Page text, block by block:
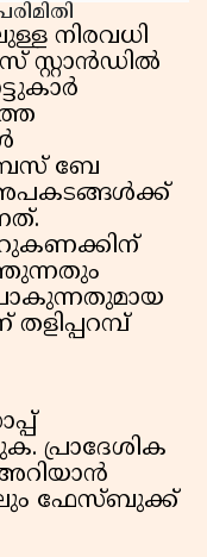
നിരവധി
സ്റ്റാൻഡിൽ
ബസ് ബേ
തളിപ്പറമ്പ്
പ്രാദേശിക
ഫേസ്ബുക്ക്